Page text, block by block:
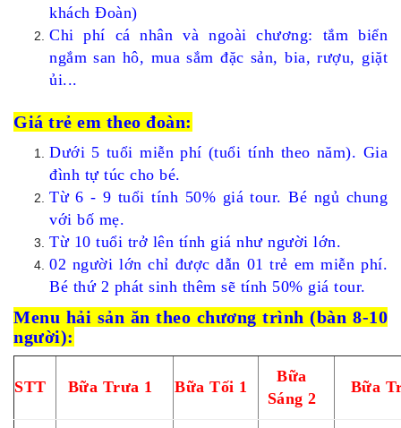
khách Đoàn)
Chi phí cá nhân và ngoài chương: tắm biển
ngắm san hô, mua sắm đặc sản, bia, rượu, giặt
ủi...
Giá trẻ em theo đoàn:
Dưới 5 tuổi miễn phí (tuổi tính theo năm). Gia
đình tự túc cho bé.
Từ 6 - 9 tuổi tính 50% giá tour. Bé ngủ chung
với bố mẹ.
Từ 10 tuổi trở lên tính giá như người lớn.
02 người lớn chỉ được dẫn 01 trẻ em miễn phí.
Bé thứ 2 phát sinh thêm sẽ tính 50% giá tour.
Menu hải sản ăn theo chương trình (bàn 8-10
người):
STT Bữa Trưa 1 Bữa Tối 1
Bữa
Sáng 2
Bữa